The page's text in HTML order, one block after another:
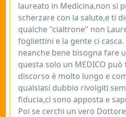
laureato in Medicina,non si
scherzare con la salute,e ti
qualche "cialtrone" non
fogliettini e la gente ci
neanche bene bisogna fare
questa solo un MEDICO
discorso è molto lungo e
qualsiasi dubbio rivolgiti
fiducia,ci sono apposta e
Poi se cerchi un vero